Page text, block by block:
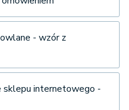
- wzór z
sklepu internetowego -